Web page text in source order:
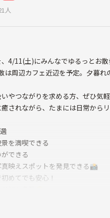
人
4/11(土)にみんなでゆるっとお散
周辺カフェ近辺を予定。夕暮れ
やつながりを求める方、ぜひ気
されながら、たまには日常から
を満喫できる
できる
映えスポットを発見できる📸
めてでも安心！